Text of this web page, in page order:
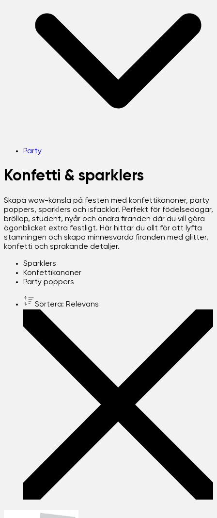
Party
Konfetti & sparklers
Skapa wow-känsla på festen med konfettikanoner, party
poppers, sparklers och isfacklor! Perfekt för födelsedagar,
bröllop, student, nyår och andra firanden där du vill göra
ögonblicket extra festligt. Här hittar du allt för att lyfta
stämningen och skapa minnesvärda firanden med glitter,
konfetti och sprakande detaljer.
Sparklers
Konfettikanoner
Party poppers
Sortera: Relevans